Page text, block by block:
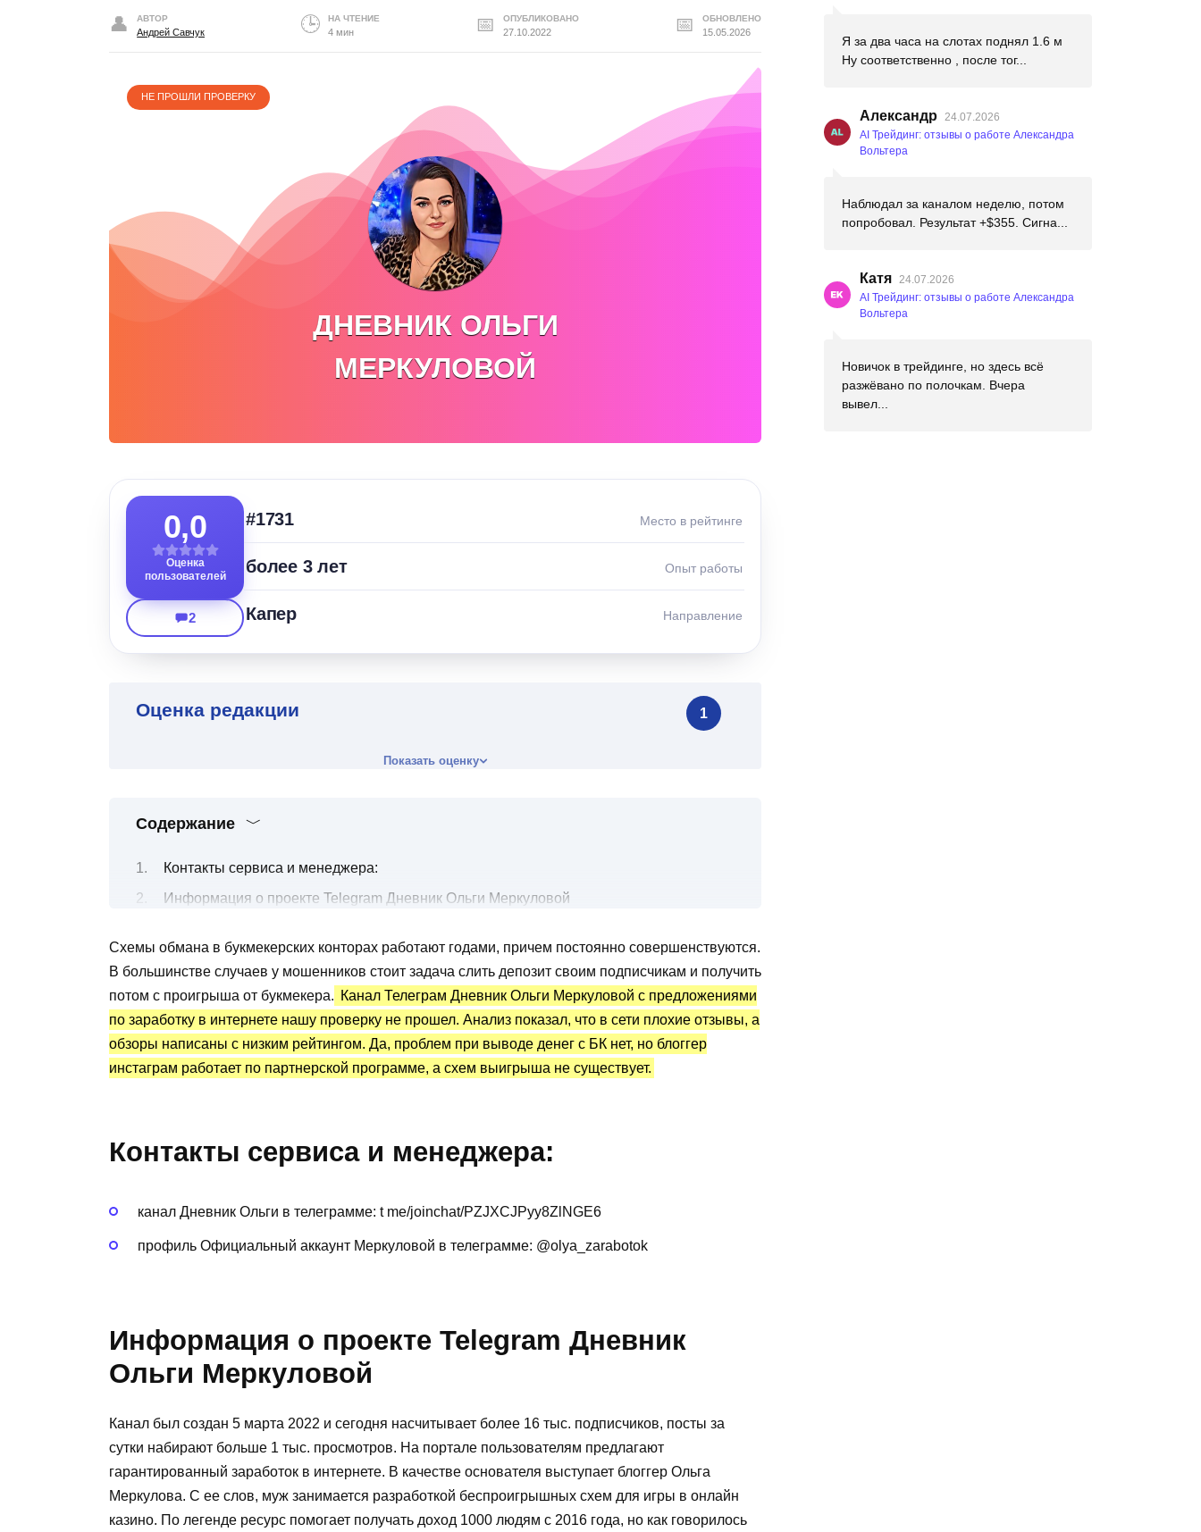
АВТОР
Андрей Савчук
НА ЧТЕНИЕ
4 мин
ОПУБЛИКОВАНО
27.10.2022
ОБНОВЛЕНО
15.05.2026
ДНЕВНИК ОЛЬГИ
МЕРКУЛОВОЙ
НЕ ПРОШЛИ ПРОВЕРКУ
0,0
Оценка
пользователей
2
#1731 Место в рейтинге
более 3 лет Опыт работы
Капер Направление
Оценка редакции 1
Показать оценку
Содержание
Контакты сервиса и менеджера:
Информация о проекте Telegram Дневник Ольги Меркуловой
Канал Telegram Дневник Ольги Меркуловой: отзывы о выводе денег
Преимущества и недостатки
Схемы обмана в букмекерских конторах работают годами, причем постоянно совершенствуются.
В большинстве случаев у мошенников стоит задача слить депозит своим подписчикам и получить
потом с проигрыша от букмекера. Канал Телеграм Дневник Ольги Меркуловой с предложениями
по заработку в интернете нашу проверку не прошел. Анализ показал, что в сети плохие отзывы, а
обзоры написаны с низким рейтингом. Да, проблем при выводе денег с БК нет, но блоггер
инстаграм работает по партнерской программе, а схем выигрыша не существует.
Контакты сервиса и менеджера:
канал Дневник Ольги в телеграмме: t me/joinchat/PZJXCJPyy8ZlNGE6
профиль Официальный аккаунт Меркуловой в телеграмме: @olya_zarabotok
Информация о проекте Telegram Дневник
Ольги Меркуловой
Канал был создан 5 марта 2022 и сегодня насчитывает более 16 тыс. подписчиков, посты за
сутки набирают больше 1 тыс. просмотров. На портале пользователям предлагают
гарантированный заработок в интернете. В качестве основателя выступает блоггер Ольга
Меркулова. С ее слов, муж занимается разработкой беспроигрышных схем для игры в онлайн
казино. По легенде ресурс помогает получать доход 1000 людям с 2016 года, но как говорилось
Я за два часа на слотах поднял 1.6 м
Ну соответственно , после тог...
Александр
24.07.2026
AI Трейдинг: отзывы о работе Александра
Вольтера
Наблюдал за каналом неделю, потом
попробовал. Результат +$355. Сигна...
Катя 24.07.2026
AI Трейдинг: отзывы о работе Александра
Вольтера
Новичок в трейдинге, но здесь всё
разжёвано по полочкам. Вчера
вывел...